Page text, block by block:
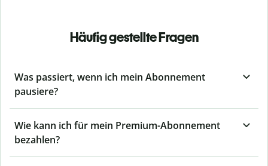
Häufig gestellte Fragen
Was passiert, wenn ich mein Abonnement
pausiere?
Wie kann ich für mein Premium-Abonnement
bezahlen?